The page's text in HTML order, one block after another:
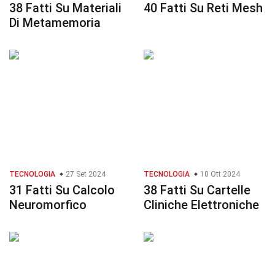
38 Fatti Su Materiali
Di Metamemoria
40 Fatti Su Reti Mesh
TECNOLOGIA 27 Set 2024
31 Fatti Su Calcolo
Neuromorfico
TECNOLOGIA 10 Ott 2024
38 Fatti Su Cartelle
Cliniche Elettroniche